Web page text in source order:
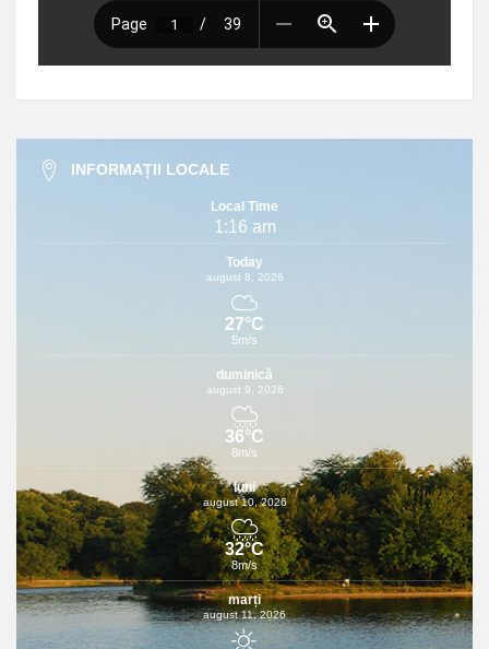
INFORMAȚII LOCALE
Local Time
1:16 am
Today
august 8, 2026
27°C
5m/s
duminică
august 9, 2026
36°C
8m/s
luni
august 10, 2026
32°C
8m/s
marți
august 11, 2026